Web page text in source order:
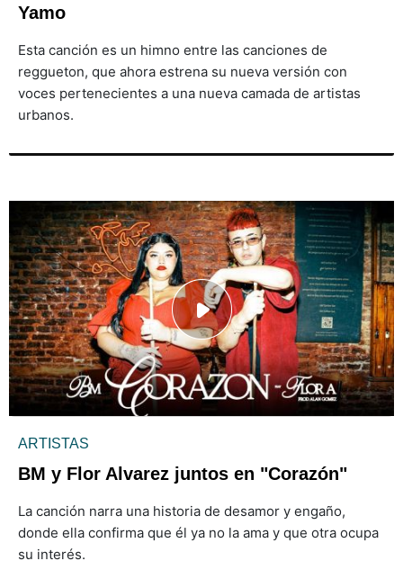
Yamo
Esta canción es un himno entre las canciones de
reggueton, que ahora estrena su nueva versión con
voces pertenecientes a una nueva camada de artistas
urbanos.
ARTISTAS
BM y Flor Alvarez juntos en "Corazón"
La canción narra una historia de desamor y engaño,
donde ella confirma que él ya no la ama y que otra ocupa
su interés.